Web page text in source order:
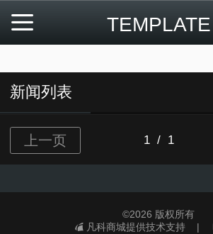
TEMPLATE
新闻列表
©2026 版权所有
凡科商城提供技术支持
|